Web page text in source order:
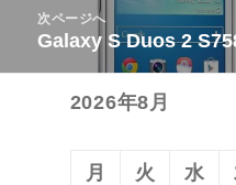
稿:
次ページへ
次
の
Galaxy S Duos 2
2026年8月
月 火 水